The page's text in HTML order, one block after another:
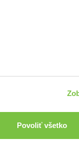
Povoliť všetko
Garáž drevená
56,20€